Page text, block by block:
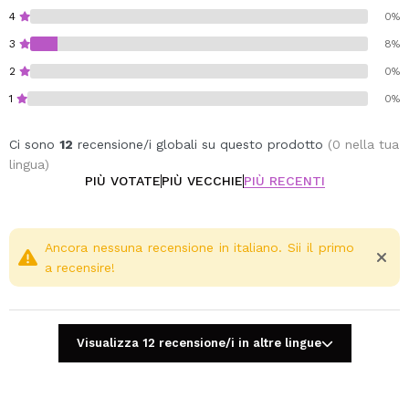
Vegan.
Cruelty free.
4 0%
3 8%
2 0%
1 0%
Ci sono 12 recensione/i globali su questo prodotto (0 nella tua
lingua)
PIÙ VOTATEPIÙ VECCHIEPIÙ RECENTI
Ancora nessuna recensione in italiano. Sii il primo
a recensire!
Visualizza 12 recensione/i in altre lingue